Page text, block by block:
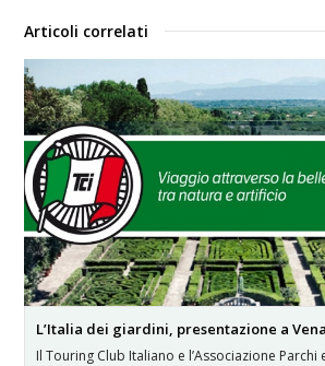
Articoli correlati
L’Italia dei giardini, presentazione a
Il Touring Club Italiano e l’Associazione Parchi